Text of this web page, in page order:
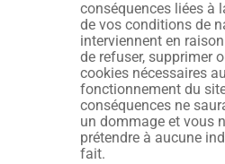
conséquences liées à
de vos conditions de
interviennent en
de refuser, supprimer
cookies nécessaires au
fonctionnement du
conséquences ne
un dommage et vous
prétendre à aucune
fait.